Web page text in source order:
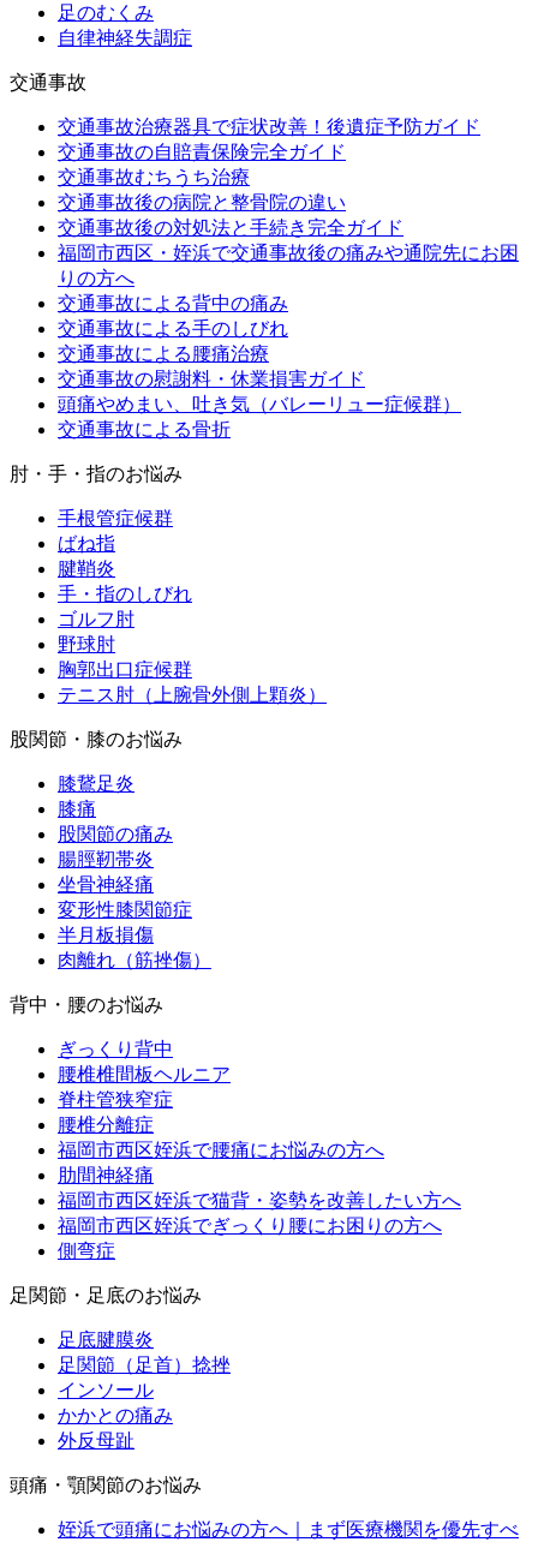
足のむくみ
自律神経失調症
交通事故
交通事故治療器具で症状改善！後遺症予防ガイド
交通事故の自賠責保険完全ガイド
交通事故むちうち治療
交通事故後の病院と整骨院の違い
交通事故後の対処法と手続き完全ガイド
福岡市西区・姪浜で交通事故後の痛みや通院先にお困
りの方へ
交通事故による背中の痛み
交通事故による手のしびれ
交通事故による腰痛治療
交通事故の慰謝料・休業損害ガイド
頭痛やめまい、吐き気（バレーリュー症候群）
交通事故による骨折
肘・手・指のお悩み
手根管症候群
ばね指
腱鞘炎
手・指のしびれ
ゴルフ肘
野球肘
胸郭出口症候群
テニス肘（上腕骨外側上顆炎）
股関節・膝のお悩み
膝鵞足炎
膝痛
股関節の痛み
腸脛靭帯炎
坐骨神経痛
変形性膝関節症
半月板損傷
肉離れ（筋挫傷）
背中・腰のお悩み
ぎっくり背中
腰椎椎間板ヘルニア
脊柱管狭窄症
腰椎分離症
福岡市西区姪浜で腰痛にお悩みの方へ
肋間神経痛
福岡市西区姪浜で猫背・姿勢を改善したい方へ
福岡市西区姪浜でぎっくり腰にお困りの方へ
側弯症
足関節・足底のお悩み
足底腱膜炎
足関節（足首）捻挫
インソール
かかとの痛み
外反母趾
頭痛・顎関節のお悩み
姪浜で頭痛にお悩みの方へ｜まず医療機関を優先すべ